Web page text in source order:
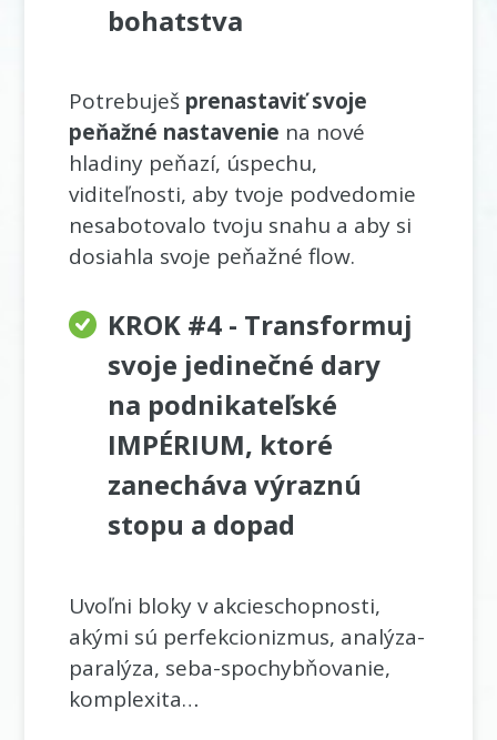
bohatstva
Potrebuješ prenastaviť svoje
peňažné nastavenie na nové
hladiny peňazí, úspechu,
viditeľnosti, aby tvoje podvedomie
nesabotovalo tvoju snahu a aby si
dosiahla svoje peňažné flow.
KROK #4 - Transformuj
svoje jedinečné dary
na podnikateľské
IMPÉRIUM, ktoré
zanecháva výraznú
stopu a dopad
Uvoľni bloky v akcieschopnosti,
akými sú perfekcionizmus, analýza-
paralýza, seba-spochybňovanie,
komplexita…